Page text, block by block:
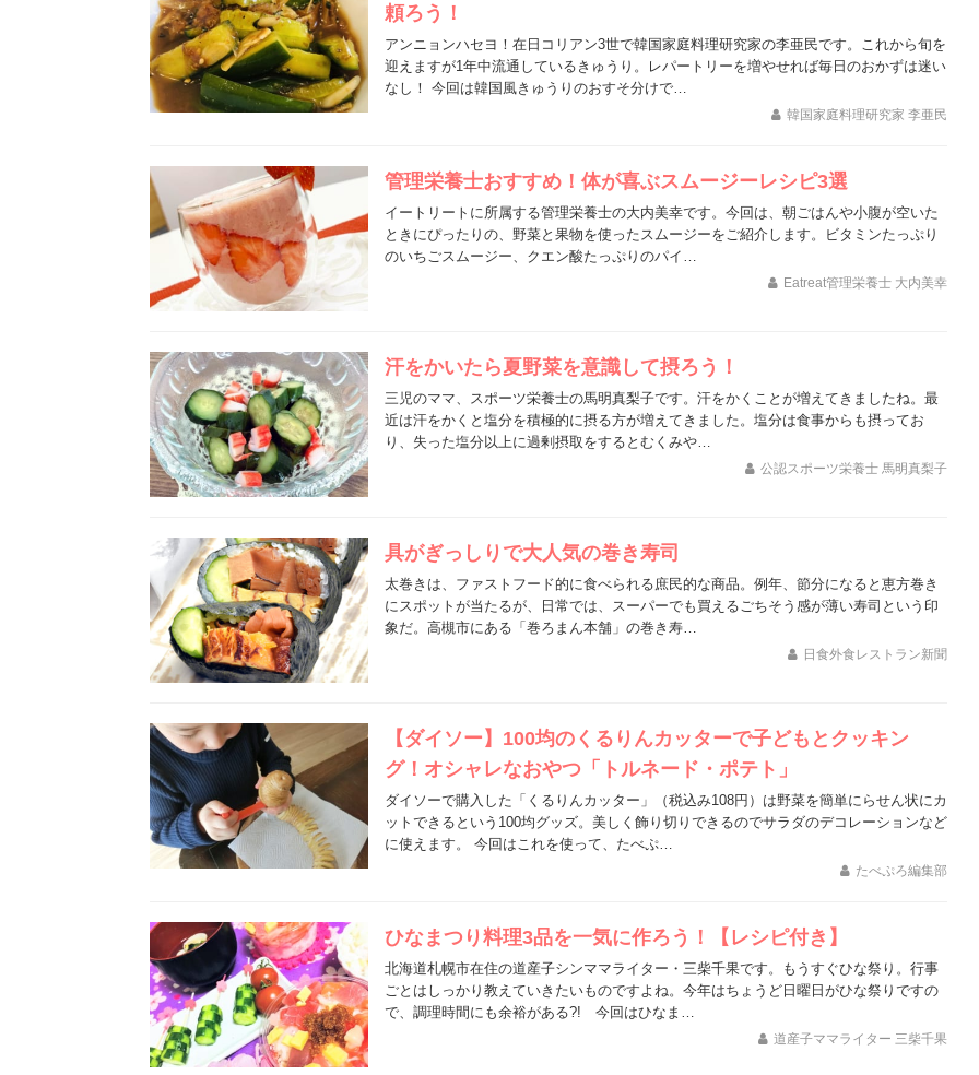
頼ろう！
アンニョンハセヨ！在日コリアン3世で韓国家庭料理研究家の李亜民です。これから旬を
迎えますが1年中流通しているきゅうり。レパートリーを増やせれば毎日のおかずは迷い
なし！ 今回は韓国風きゅうりのおすそ分けで…
韓国家庭料理研究家 李亜民
管理栄養士おすすめ！体が喜ぶスムージーレシピ3選
イートリートに所属する管理栄養士の大内美幸です。今回は、朝ごはんや小腹が空いた
ときにぴったりの、野菜と果物を使ったスムージーをご紹介します。ビタミンたっぷり
のいちごスムージー、クエン酸たっぷりのパイ…
Eatreat管理栄養士 大内美幸
汗をかいたら夏野菜を意識して摂ろう！
三児のママ、スポーツ栄養士の馬明真梨子です。汗をかくことが増えてきましたね。最
近は汗をかくと塩分を積極的に摂る方が増えてきました。塩分は食事からも摂ってお
り、失った塩分以上に過剰摂取をするとむくみや…
公認スポーツ栄養士 馬明真梨子
具がぎっしりで大人気の巻き寿司
太巻きは、ファストフード的に食べられる庶民的な商品。例年、節分になると恵方巻き
にスポットが当たるが、日常では、スーパーでも買えるごちそう感が薄い寿司という印
象だ。高槻市にある「巻ろまん本舗」の巻き寿…
日食外食レストラン新聞
【ダイソー】100均のくるりんカッターで子どもとクッキン
グ！オシャレなおやつ「トルネード・ポテト」
ダイソーで購入した「くるりんカッター」（税込み108円）は野菜を簡単にらせん状にカ
ットできるという100均グッズ。美しく飾り切りできるのでサラダのデコレーションなど
に使えます。 今回はこれを使って、たべぷ…
たべぷろ編集部
ひなまつり料理3品を一気に作ろう！【レシピ付き】
北海道札幌市在住の道産子シンママライター・三柴千果です。もうすぐひな祭り。行事
ごとはしっかり教えていきたいものですよね。今年はちょうど日曜日がひな祭りですの
で、調理時間にも余裕がある?! 今回はひなま…
道産子ママライター 三柴千果